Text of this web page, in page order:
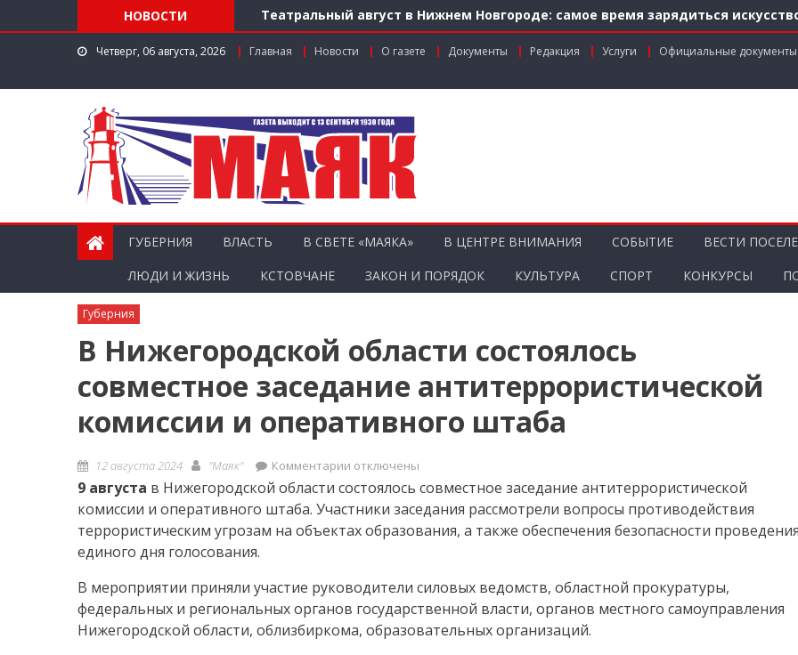
НОВОСТИ
Театральный август в Нижнем Новгороде: самое время зарядиться
Доступ к лекарствам по федеральной льготе
Поддержка в региональном грантовом конкурсе «Драйверы роста»
Четверг, 06 августа, 2026 Главная Новости О газете Документы Редакция Услуги Официальные документы
ГУБЕРНИЯ ВЛАСТЬ В СВЕТЕ «МАЯКА» В ЦЕНТРЕ ВНИМАНИЯ СОБЫТИЕ
ВЕСТИ
ЛЮДИ И ЖИЗНЬ
КСТОВЧАНЕ ЗАКОН И ПОРЯДОК КУЛЬТУРА СПОРТ КОНКУРСЫ
Губерния
В Нижегородской области состоялось
совместное заседание антитеррористической
комиссии и оперативного штаба
Posted
on
12 августа 2024 Author
"Маяк" Комментарии к
записи
В
Нижегородской
области
совместное
заседание
антитеррористической
отключены
9 августа в Нижегородской области состоялось совместное заседание антитеррористической
комиссии и оперативного штаба. Участники заседания рассмотрели вопросы противодействия
террористическим угрозам на объектах образования, а также обеспечения безопасности
единого дня голосования.
В мероприятии приняли участие руководители силовых ведомств, областной прокуратуры,
федеральных и региональных органов государственной власти, органов местного самоуправления
Нижегородской области, облизбиркома, образовательных организаций.